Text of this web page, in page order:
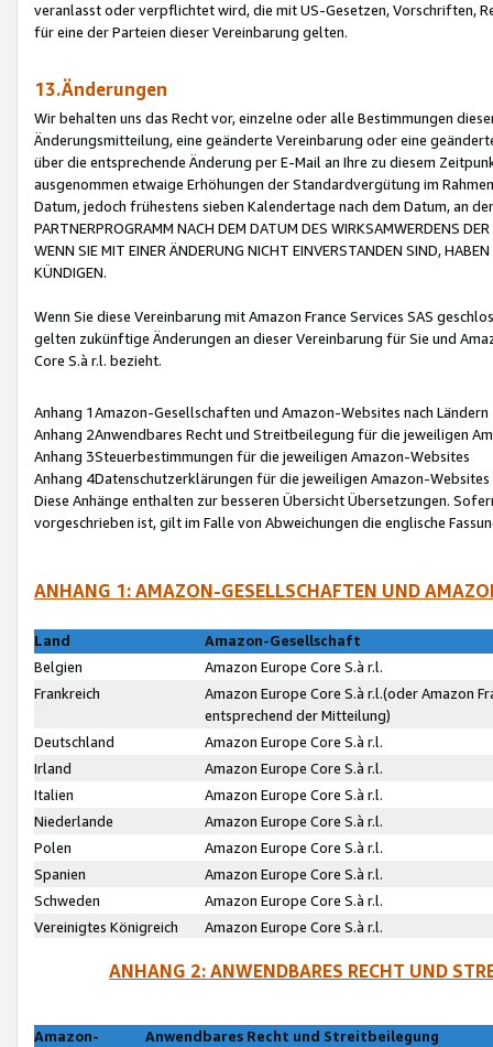
veranlasst oder verpflichtet wird, die mit US-Gesetzen, Vorschriften,
für eine der Parteien dieser Vereinbarung gelten.
13.Änderungen
Wir behalten uns das Recht vor, einzelne oder alle Bestimmungen
Änderungsmitteilung, eine geänderte Vereinbarung oder eine
über die entsprechende Änderung per E-Mail an Ihre zu diesem
ausgenommen etwaige Erhöhungen der Standardvergütung im
Datum, jedoch frühestens sieben Kalendertage nach dem Datum, an
PARTNERPROGRAMM NACH DEM DATUM DES WIRKSAMWERDENS
WENN SIE MIT EINER ÄNDERUNG NICHT EINVERSTANDEN SIND,
KÜNDIGEN.
Wenn Sie diese Vereinbarung mit Amazon France Services SAS
gelten zukünftige Änderungen an dieser Vereinbarung für Sie und
Core S.à r.l. bezieht.
Anhang 1Amazon-Gesellschaften und Amazon-Websites nach Ländern
Anhang 2Anwendbares Recht und Streitbeilegung für die jeweiligen
Anhang 3Steuerbestimmungen für die jeweiligen Amazon-Websites
Anhang 4Datenschutzerklärungen für die jeweiligen Amazon-Websites
Diese Anhänge enthalten zur besseren Übersicht Übersetzungen.
vorgeschrieben ist, gilt im Falle von Abweichungen die englische
ANHANG 1: AMAZON-GESELLSCHAFTEN UND
Land
Amazon-Gesellschaft
Belgien
Amazon Europe Core S.à r.l.
Frankreich
Amazon Europe Core S.à r.l.(oder Amazon
entsprechend der Mitteilung)
Deutschland
Amazon Europe Core S.à r.l.
Irland
Amazon Europe Core S.à r.l.
Italien
Amazon Europe Core S.à r.l.
Niederlande
Amazon Europe Core S.à r.l.
Polen
Amazon Europe Core S.à r.l.
Spanien
Amazon Europe Core S.à r.l.
Schweden
Amazon Europe Core S.à r.l.
Vereinigtes Königreich
Amazon Europe Core S.à r.l.
ANHANG 2: ANWENDBARES RECHT UND
Amazon-
Anwendbares Recht und Streitbeilegung